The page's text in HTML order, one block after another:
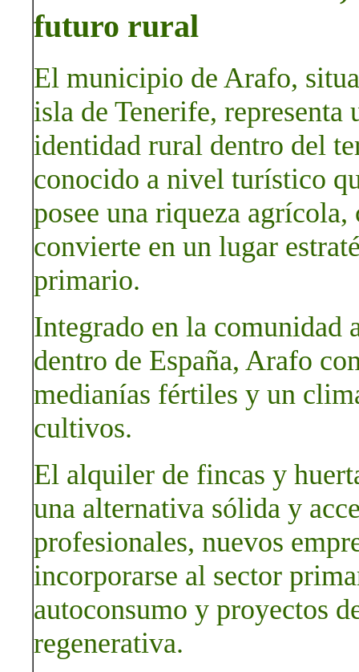
futuro rural
El municipio de Arafo,
isla de Tenerife,
identidad rural dentro del
conocido a nivel turístico
posee una riqueza
convierte en un lugar
primario.
Integrado en la comunidad
dentro de España, Arafo
medianías fértiles y un
cultivos.
El alquiler de fincas y
una alternativa sólida y
profesionales, nuevos
incorporarse al sector
autoconsumo y proyectos
regenerativa.